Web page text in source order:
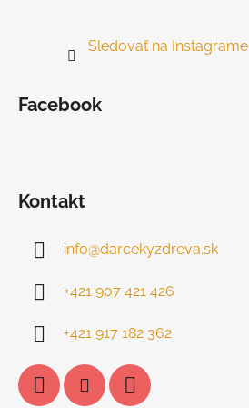
Sledovať na Instagrame
Facebook
Kontakt
info@darcekyzdreva.sk
+421 907 421 426
+421 917 182 362